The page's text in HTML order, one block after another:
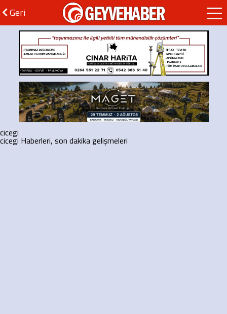
Geri GEYVEHABER
cicegi
cicegi Haberleri, son dakika gelişmeleri